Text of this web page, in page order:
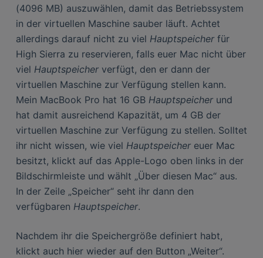
(4096 MB) auszuwählen, damit das Betriebssystem
in der virtuellen Maschine sauber läuft. Achtet
allerdings darauf nicht zu viel Hauptspeicherfür
High Sierra zu reservieren, falls euer Mac nicht über
viel Hauptspeicherverfügt, den er dann der
virtuellen Maschine zur Verfügung stellen kann.
Mein MacBook Pro hat 16 GB Hauptspeicherund
hat damit ausreichend Kapazität, um 4 GB der
virtuellen Maschine zur Verfügung zu stellen. Solltet
ihr nicht wissen, wie viel Hauptspeichereuer Mac
besitzt, klickt auf das Apple-Logo oben links in der
Bildschirmleiste und wählt „Über diesen Mac“ aus.
In der Zeile „Speicher“ seht ihr dann den
verfügbaren Hauptspeicher.
Nachdem ihr die Speichergröße definiert habt,
klickt auch hier wieder auf den Button „Weiter“.